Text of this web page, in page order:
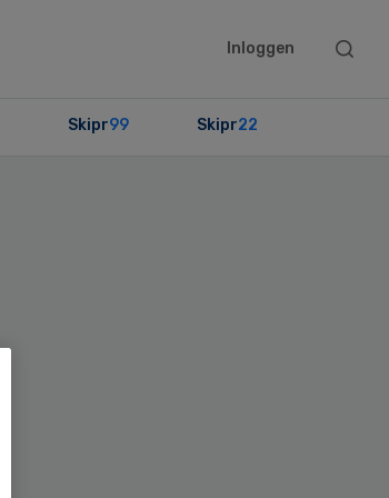
Inloggen
Search
Skipr99 Skipr22